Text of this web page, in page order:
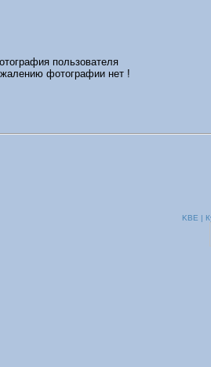
пользователя
фотографии нет !
KBE |